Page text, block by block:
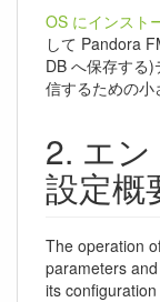
OS にインスト
して Pandora
DB へ保存する
信するための小
エ
設定概
The operation
parameters
its configuration